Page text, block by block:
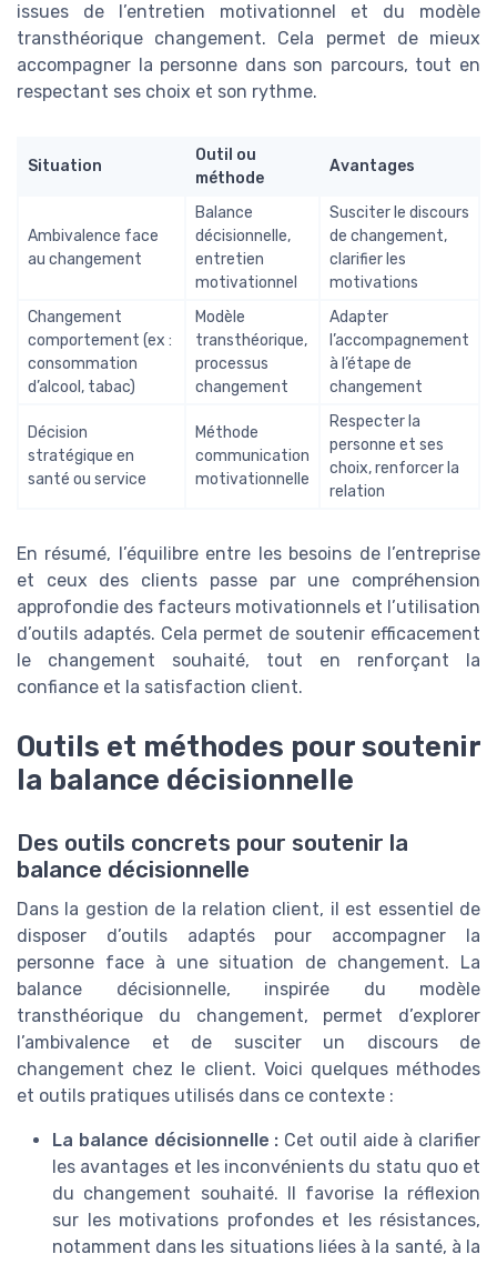
issues de l’entretien motivationnel et du modèle
transthéorique changement. Cela permet de mieux
accompagner la personne dans son parcours, tout en
respectant ses choix et son rythme.
Situation
Outil ou
méthode
Avantages
Ambivalence face
au changement
Balance
décisionnelle,
entretien
motivationnel
Susciter le discours
de changement,
clarifier les
motivations
Changement
comportement (ex :
consommation
d’alcool, tabac)
Modèle
transthéorique,
processus
changement
Adapter
l’accompagnement
à l’étape de
changement
Décision
stratégique en
santé ou service
Méthode
communication
motivationnelle
Respecter la
personne et ses
choix, renforcer la
relation
En résumé, l’équilibre entre les besoins de l’entreprise
et ceux des clients passe par une compréhension
approfondie des facteurs motivationnels et l’utilisation
d’outils adaptés. Cela permet de soutenir efficacement
le changement souhaité, tout en renforçant la
confiance et la satisfaction client.
Outils et méthodes pour soutenir
la balance décisionnelle
Des outils concrets pour soutenir la
balance décisionnelle
Dans la gestion de la relation client, il est essentiel de
disposer d’outils adaptés pour accompagner la
personne face à une situation de changement. La
balance décisionnelle, inspirée du modèle
transthéorique du changement, permet d’explorer
l’ambivalence et de susciter un discours de
changement chez le client. Voici quelques méthodes
et outils pratiques utilisés dans ce contexte :
La balance décisionnelle : Cet outil aide à clarifier
les avantages et les inconvénients du statu quo et
du changement souhaité. Il favorise la réflexion
sur les motivations profondes et les résistances,
notamment dans les situations liées à la santé, à la